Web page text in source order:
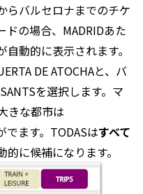
らバルセロナまでのチケ
ドの場合、MADRIDあた
動的に表示されます。
DE ATOCHAと、バ
を選択します。マ
きな都市は
でます。TODASはすべて
に候補になります。